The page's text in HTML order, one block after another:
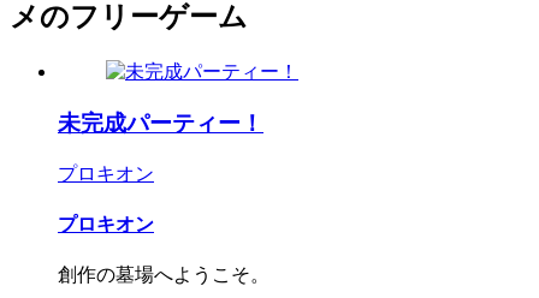
メのフリーゲーム
未完成パーティー！
プロキオン
プロキオン
創作の墓場へようこそ。